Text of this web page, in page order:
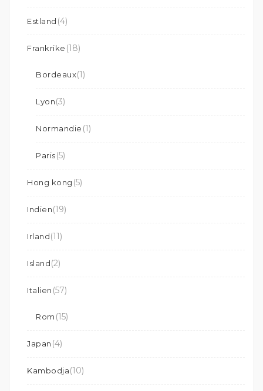
Estland (4)
Frankrike (18)
Bordeaux(1)
Lyon(3)
Normandie (1)
Paris(5)
Hong kong (5)
Indien(19)
Irland(11)
Island(2)
Italien (57)
Rom (15)
Japan (4)
Kambodja(10)